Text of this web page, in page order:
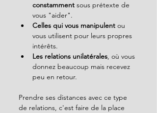
constamment sous prétexte de
vous "aider".
Celles qui vous manipulent ou
vous utilisent pour leurs propres
intérêts.
Les relations unilatérales, où vous
donnez beaucoup mais recevez
peu en retour.
Prendre ses distances avec ce type
de relations, c'est faire de la place